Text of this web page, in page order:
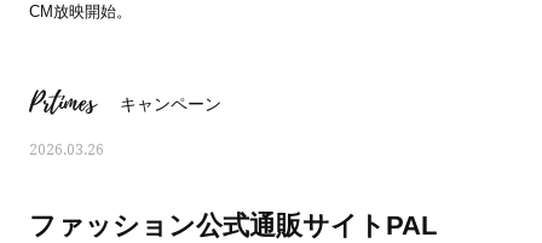
CM放映開始。
Prtimes キャンペーン
2026.03.26
ファッション公式通販サイトPAL